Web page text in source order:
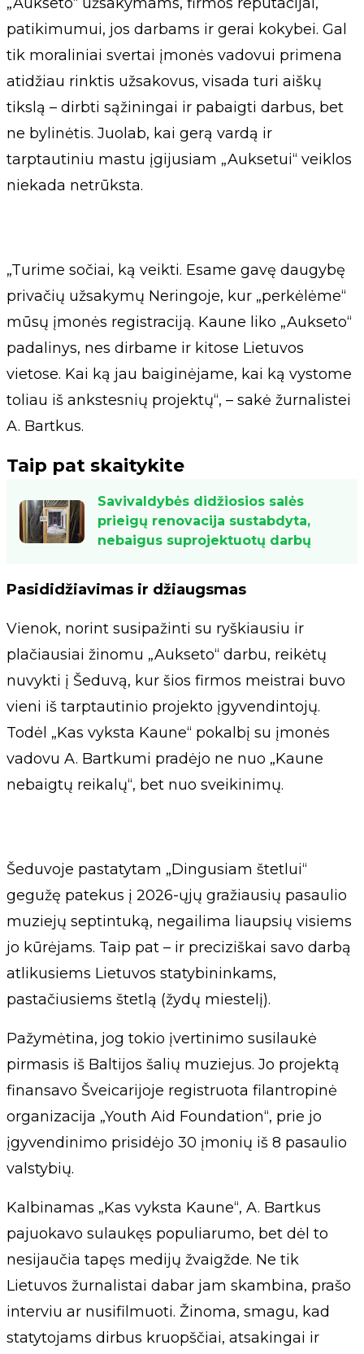
patikimumui, jos darbams ir gerai kokybei. Gal
tik moraliniai svertai įmonės vadovui primena
atidžiau rinktis užsakovus, visada turi aiškų
tikslą – dirbti sąžiningai ir pabaigti darbus, bet
ne bylinėtis. Juolab, kai gerą vardą ir
tarptautiniu mastu įgijusiam „Auksetui“ veiklos
niekada netrūksta.
„Turime sočiai, ką veikti. Esame gavę daugybę
privačių užsakymų Neringoje, kur „perkėlėme“
mūsų įmonės registraciją. Kaune liko „Aukseto“
padalinys, nes dirbame ir kitose Lietuvos
vietose. Kai ką jau baiginėjame, kai ką vystome
toliau iš ankstesnių projektų“, – sakė žurnalistei
A. Bartkus.
Taip pat skaitykite
Savivaldybės didžiosios salės
prieigų renovacija sustabdyta,
nebaigus suprojektuotų darbų
Pasididžiavimas ir džiaugsmas
Vienok, norint susipažinti su ryškiausiu ir
plačiausiai žinomu „Aukseto“ darbu, reikėtų
nuvykti į Šeduvą, kur šios firmos meistrai buvo
vieni iš tarptautinio projekto įgyvendintojų.
Todėl „Kas vyksta Kaune“ pokalbį su įmonės
vadovu A. Bartkumi pradėjo ne nuo „Kaune
nebaigtų reikalų“, bet nuo sveikinimų.
Šeduvoje pastatytam „Dingusiam štetlui“
gegužę patekus į 2026-ųjų gražiausių pasaulio
muziejų septintuką, negailima liaupsių visiems
jo kūrėjams. Taip pat – ir preciziškai savo darbą
atlikusiems Lietuvos statybininkams,
pastačiusiems štetlą (žydų miestelį).
Pažymėtina, jog tokio įvertinimo susilaukė
pirmasis iš Baltijos šalių muziejus. Jo projektą
finansavo Šveicarijoje registruota filantropinė
organizacija „Youth Aid Foundation“, prie jo
įgyvendinimo prisidėjo 30 įmonių iš 8 pasaulio
valstybių.
Kalbinamas „Kas vyksta Kaune“, A. Bartkus
pajuokavo sulaukęs populiarumo, bet dėl to
nesijaučia tapęs medijų žvaigžde. Ne tik
Lietuvos žurnalistai dabar jam skambina, prašo
interviu ar nusifilmuoti. Žinoma, smagu, kad
statytojams dirbus kruopščiai, atsakingai ir